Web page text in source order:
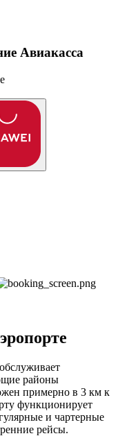
Авиакасса
районы
примерно в 3 км к
функционирует
и чартерные
рейсы.